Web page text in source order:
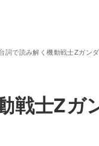
詞で読み解く機動戦士Zガンダ
戦士Zガ